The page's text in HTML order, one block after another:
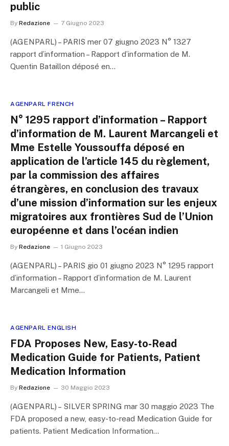
public
By Redazione 7 Giugno 2023
(AGENPARL) – PARIS mer 07 giugno 2023 N° 1327
rapport d’information – Rapport d’information de M.
Quentin Bataillon déposé en…
AGENPARL FRENCH
N° 1295 rapport d’information – Rapport
d’information de M. Laurent Marcangeli et
Mme Estelle Youssouffa déposé en
application de l’article 145 du règlement,
par la commission des affaires
étrangères, en conclusion des travaux
d’une mission d’information sur les enjeux
migratoires aux frontières Sud de l’Union
européenne et dans l’océan indien
By Redazione 1 Giugno 2023
(AGENPARL) – PARIS gio 01 giugno 2023 N° 1295 rapport
d’information – Rapport d’information de M. Laurent
Marcangeli et Mme…
AGENPARL ENGLISH
FDA Proposes New, Easy-to-Read
Medication Guide for Patients, Patient
Medication Information
By Redazione 30 Maggio 2023
(AGENPARL) – SILVER SPRING mar 30 maggio 2023 The
FDA proposed a new, easy-to-read Medication Guide for
patients. Patient Medication Information…